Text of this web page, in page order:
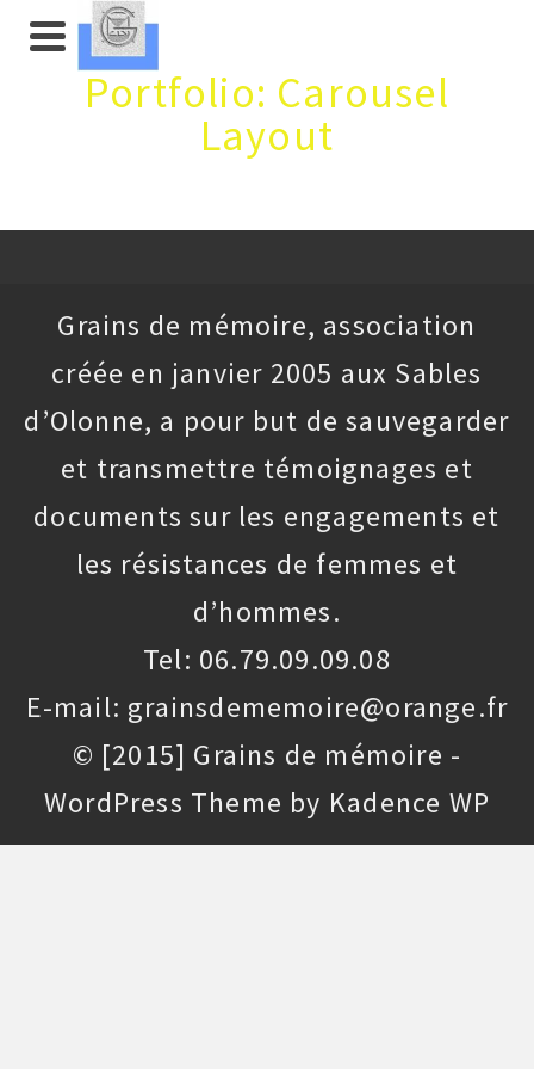
Portfolio: Carousel
Layout
Grains de mémoire, association
créée en janvier 2005 aux Sables
d’Olonne, a pour but de sauvegarder
et transmettre témoignages et
documents sur les engagements et
les résistances de femmes et
d’hommes.
Tel: 06.79.09.09.08
E-mail: grainsdememoire@orange.fr
© [2015] Grains de mémoire -
WordPress Theme by Kadence WP